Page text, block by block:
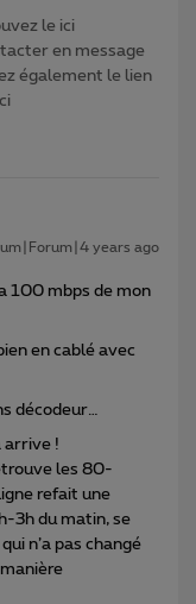
le ici
en message
également le lien
years ago
100 mbps de mon
en cablé avec
décodeur…
arrive !
les 80-
refait une
3h du matin, se
n’a pas changé